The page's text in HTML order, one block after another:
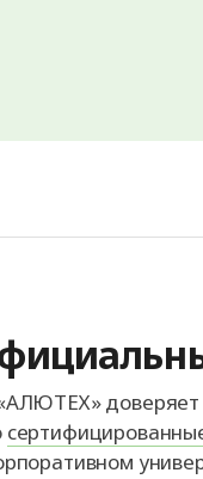
доверяет